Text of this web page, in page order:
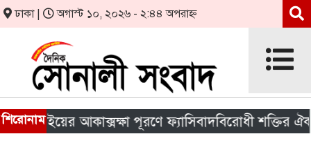
ঢাকা | অগাস্ট ১০, ২০২৬ - ২:৪৪ অপরাহ্ন
শিরোনামআকাক্সক্ষা পূরণে ফ্যাসিবাদবিরোধী শক্তির ঐক্য